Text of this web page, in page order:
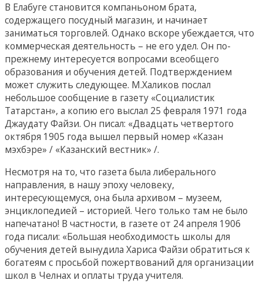
В Елабуге становится компаньоном брата,
содержащего посудный магазин, и начинает
заниматься торговлей. Однако вскоре убеждается, что
коммерческая деятельность – не его удел. Он по-
прежнему интересуется вопросами всеобщего
образования и обучения детей. Подтверждением
может служить следующее. М.Халиков послал
небольшое сообщение в газету «Социалистик
Татарстан», а копию его выслал 25 февраля 1971 года
Джаудату Файзи. Он писал: «Двадцать четвертого
октября 1905 года вышел первый номер «Казан
мэхбэре» / «Казанский вестник» /.
Несмотря на то, что газета была либерального
направления, в нашу эпоху человеку,
интересующемуся, она была архивом – музеем,
энциклопедией – историей. Чего только там не было
напечатано! В частности, в газете от 24 апреля 1906
года писали: «Большая необходимость школы для
обучения детей вынудила Хариса Файзи обратиться к
богатеям с просьбой пожертвований для организации
школ в Челнах и оплаты труда учителя.